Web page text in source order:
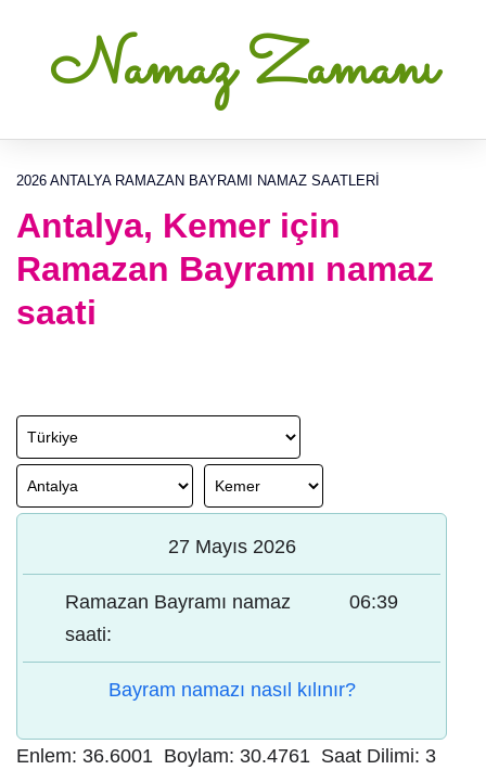
Namaz Zamanı
2026 ANTALYA RAMAZAN BAYRAMI NAMAZ SAATLERI
Antalya, Kemer için
Ramazan Bayramı namaz
saati
27 Mayıs 2026
Ramazan Bayramı namaz
saati:
06:39
Bayram namazı nasıl kılınır?
Enlem: 36.6001 Boylam: 30.4761 Saat Dilimi: 3